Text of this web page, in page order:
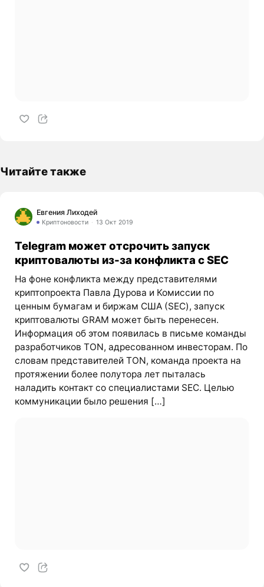
Читайте также
Евгения Лиходей
Криптоновости 13 Окт 2019
Telegram может отсрочить запуск
криптовалюты из-за конфликта с SEC
На фоне конфликта между представителями
криптопроекта Павла Дурова и Комиссии по
ценным бумагам и биржам США (SEC), запуск
криптовалюты GRAM может быть перенесен.
Информация об этом появилась в письме команды
разработчиков TON, адресованном инвесторам. По
словам представителей TON, команда проекта на
протяжении более полутора лет пыталась
наладить контакт со специалистами SEC. Целью
коммуникации было решения […]